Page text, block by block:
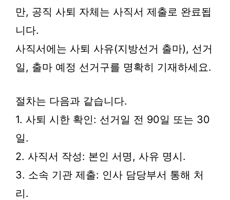
만, 공직 사퇴 자체는 사직서 제출로 완료됩
니다.
사직서에는 사퇴 사유(지방선거 출마), 선거
일, 출마 예정 선거구를 명확히 기재하세요.
절차는 다음과 같습니다.
1. 사퇴 시한 확인: 선거일 전 90일 또는 30
일.
2. 사직서 작성: 본인 서명, 사유 명시.
3. 소속 기관 제출: 인사 담당부서 통해 처
리.